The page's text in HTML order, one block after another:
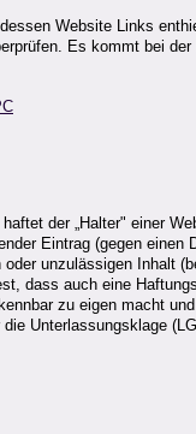
Website Links
Es kommt bei
der „Halter" einer
Eintrag (gegen
unzulässigen Inhalt
dass auch eine
zu eigen macht
Unterlassungsklage